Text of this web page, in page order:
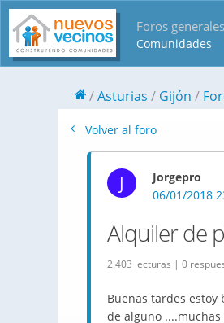
Foros generales
Comunidades
Asturias Gijón
Volver al foro
J
Jorgepro
06/01/2018
Alquiler de
2.403 lecturas | 0
Buenas tardes
de alguno